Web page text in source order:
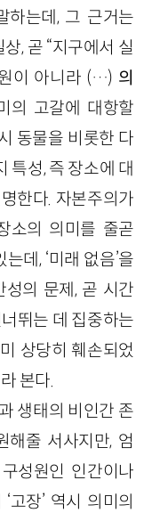
하는데, 그 근거는
, 곧 “지구에서 실
이 아니라 (…) 의
의 고갈에 대항할
동물을 비롯한 다
특성, 즉 장소에 대
한다. 자본주의가
소의 의미를 줄곧
데, ‘미래 없음’을
의 문제, 곧 시간
뛰는 데 집중하는
상당히 훼손되었
본다.
생태의 비인간 존
해줄 서사지만, 엄
성원인 인간이나
고장’ 역시 의미의